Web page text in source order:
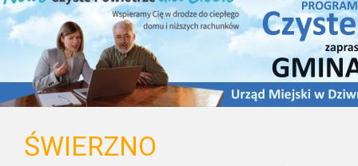
ŚWIERZNO